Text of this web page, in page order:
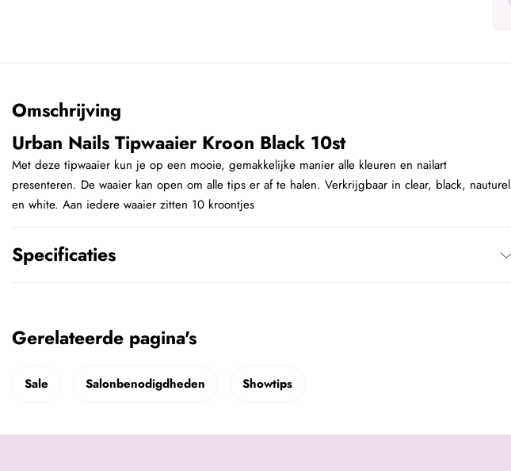
Omschrijving
Urban Nails Tipwaaier Kroon Black 10st
Met deze tipwaaier kun je op een mooie, gemakkelijke manier alle kleuren en nailart
presenteren. De waaier kan open om alle tips er af te halen. Verkrijgbaar in clear, black, nauturel
en white. Aan iedere waaier zitten 10 kroontjes
Specificaties
Gerelateerde pagina's
Sale Salonbenodigdheden Showtips